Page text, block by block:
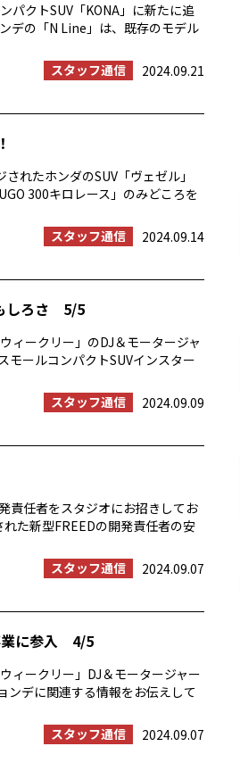
パクトSUV「KONA」に新たに追
デの「N Line」は、既存のモデル
スタッフ通信
2024.09.21
れたホンダのSUV「ヴェゼル」
300キロレース」のみどころを
スタッフ通信
2024.09.14
しろさ 5/5
ィークリー」のDJ＆モータージャ
モールコンパクトSUVインスター
スタッフ通信
2024.09.09
責任者をスタジオにお招きしてお
た新型FREEDの開発責任者の安
スタッフ通信
2024.09.07
業に参入 4/5
ィークリー」DJ＆モータージャー
ンデに関連する情報をお伝えして
スタッフ通信
2024.09.07